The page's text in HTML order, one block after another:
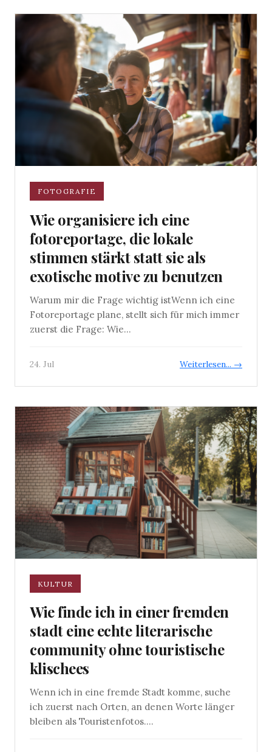
FOTOGRAFIE
Wie organisiere ich eine
fotoreportage, die lokale
stimmen stärkt statt sie als
exotische motive zu benutzen
Warum mir die Frage wichtig istWenn ich eine
Fotoreportage plane, stellt sich für mich immer
zuerst die Frage: Wie...
24. Jul Weiterlesen... →
KULTUR
Wie finde ich in einer fremden
stadt eine echte literarische
community ohne touristische
klischees
Wenn ich in eine fremde Stadt komme, suche
ich zuerst nach Orten, an denen Worte länger
bleiben als Touristenfotos....